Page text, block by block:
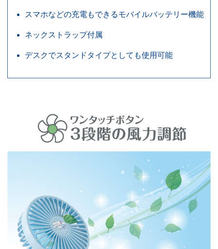
スマホなどの充電もできるモバイルバッテリー機能
ネックストラップ付属
デスクでスタンドタイプとしても使用可能